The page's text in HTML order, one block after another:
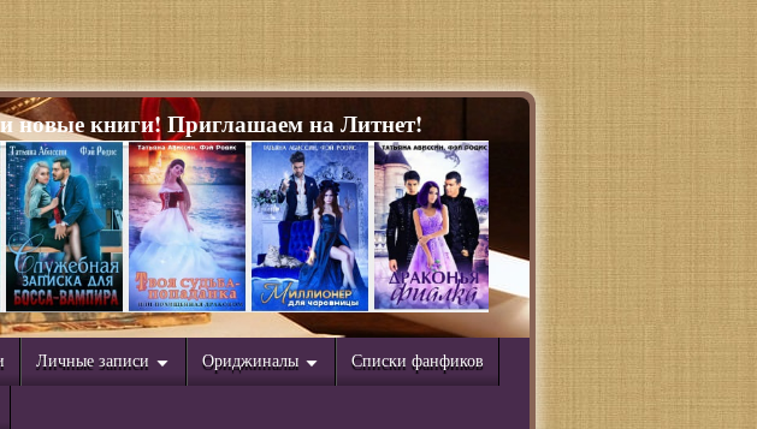
новые книги! Приглашаем на Литнет!
Личные записи Ориджиналы Списки фанфиков